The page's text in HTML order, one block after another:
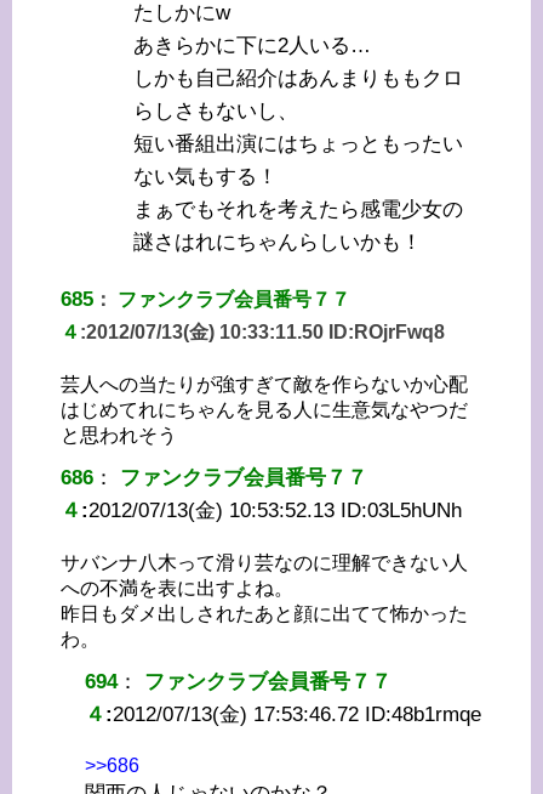
たしかにw
あきらかに下に2人いる…
しかも自己紹介はあんまりももクロ
らしさもないし、
短い番組出演にはちょっともったい
ない気もする！
まぁでもそれを考えたら感電少女の
謎さはれにちゃんらしいかも！
685 ： ファンクラブ会員番号７７
４ :2012/07/13(金) 10:33:11.50 ID: ROjrFwq8
芸人への当たりが強すぎて敵を作らないか心配
はじめてれにちゃんを見る人に生意気なやつだ
と思われそう
686 ： ファンクラブ会員番号７７
４ :2012/07/13(金) 10:53:52.13 ID:03L5hUNh
サバンナ八木って滑り芸なのに理解できない人
への不満を表に出すよね。
昨日もダメ出しされたあと顔に出てて怖かった
わ。
694： ファンクラブ会員番号７７
４ :2012/07/13(金) 17:53:46.72 ID:48b1rmqe
>>686